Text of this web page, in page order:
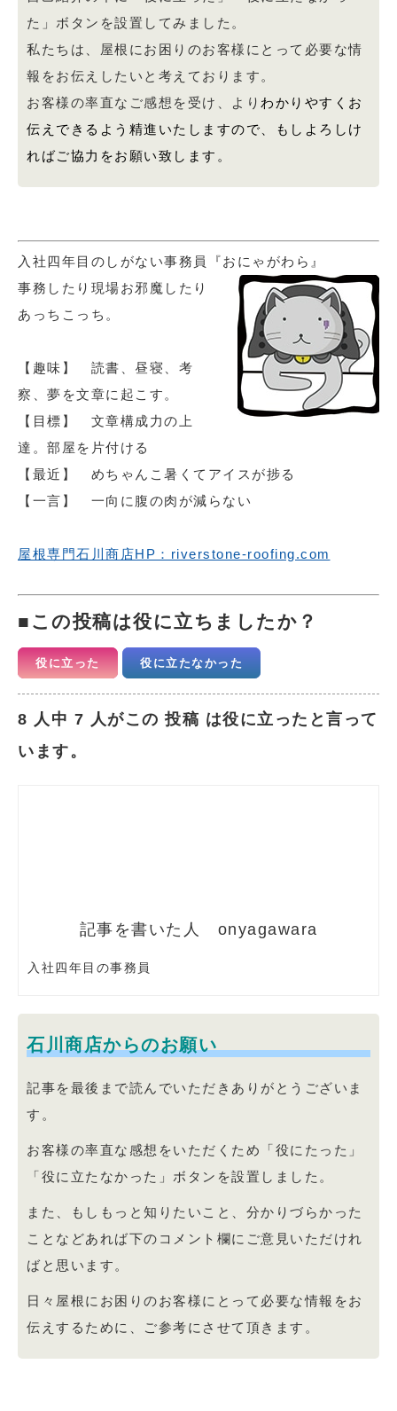
た」ボタンを設置してみました。
私たちは、屋根にお困りのお客様にとって必要な情
報をお伝えしたいと考えております。
お客様の率直なご感想を受け、より わかりやすくお
伝えできるよう精進いたしますので、もしよろしけ
ればご協力をお願い致します。
入社四年目のしがない事務員『おにゃがわら』
事務したり現場お邪魔したり
あっちこっち。
【趣味】 読書、昼寝、考
察、夢を文章に起こす。
【目標】 文章構成力の上
達。部屋を片付ける
【最近】 めちゃんこ暑くてアイスが捗る
【一言】 一向に腹の肉が減らない
屋根専門石川商店HP：riverstone-roofing.com
この投稿は役に立ちましたか？
役に立った 役に立たなかった
8 人中 7 人がこの 投稿 は役に立ったと言って
います。
onyagawara
入社四年目の事務員
石川商店からのお願い
記事を最後まで読んでいただきありがとうございま
す。
お客様の率直な感想をいただくため「役にたった」
「役に立たなかった」ボタンを設置しました。
また、もしもっと知りたいこと、分かりづらかった
ことなどあれば下のコメント欄にご意見いただけれ
ばと思います。
日々屋根にお困りのお客様にとって必要な情報をお
伝えするために、ご参考にさせて頂きます。